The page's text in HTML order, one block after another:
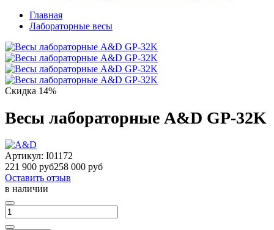
Главная
Лабораторные весы
Скидка 14%
Весы лабораторные A&D GP-32K
Артикул: I01172
221 900 руб258 000 руб
Оставить отзыв
в наличии